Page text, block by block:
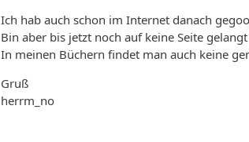
Ich hab auch schon im Internet danach
Bin aber bis jetzt noch auf keine Seite
In meinen Büchern findet man auch keine
Gruß
herrm_no